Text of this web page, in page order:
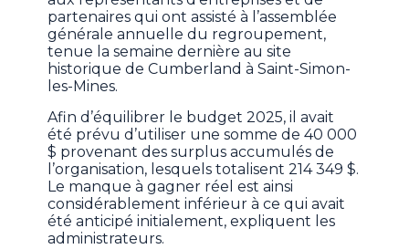
partenaires qui ont assisté à l’assemblée
générale annuelle du regroupement,
tenue la semaine dernière au site
historique de Cumberland à Saint-Simon-
les-Mines.
Afin d’équilibrer le budget 2025, il avait
été prévu d’utiliser une somme de 40 000
$ provenant des surplus accumulés de
l’organisation, lesquels totalisent 214 349 $.
Le manque à gagner réel est ainsi
considérablement inférieur à ce qui avait
été anticipé initialement, expliquent les
administrateurs.